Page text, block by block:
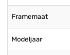
Framemaat
Modeljaar